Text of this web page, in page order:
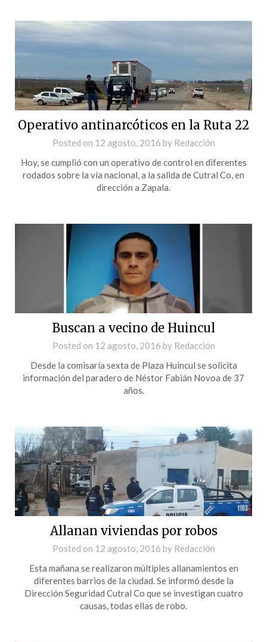
Operativo antinarcóticos en la Ruta 22
Posted on 12 agosto, 2016 by Redacción
Hoy, se cumplió con un operativo de control en diferentes
rodados sobre la vía nacional, a la salida de Cutral Co, en
dirección a Zapala.
Buscan a vecino de Huincul
Posted on 12 agosto, 2016 by Redacción
Desde la comisaría sexta de Plaza Huincul se solicita
información del paradero de Néstor Fabián Novoa de 37
años.
Allanan viviendas por robos
Posted on 12 agosto, 2016 by Redacción
Esta mañana se realizaron múltiples allanamientos en
diferentes barrios de la ciudad. Se informó desde la
Dirección Seguridad Cutral Co que se investigan cuatro
causas, todas ellas de robo.